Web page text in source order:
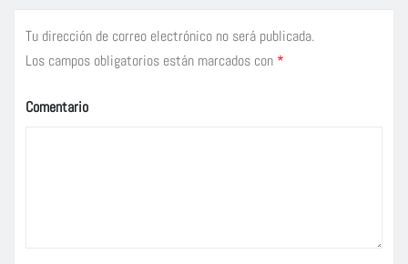
Tu dirección de correo electrónico no será publicada.
Los campos obligatorios están marcados con *
Comentario